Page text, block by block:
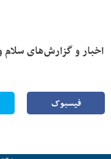
اخبار و گزارش‌های سلام
فیسبوک